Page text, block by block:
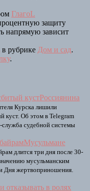
ГлагоL
защиту
напрямую зависит
в рубрике Дом и сад.
.
Россиянина
Курска лишили
куст. Об этом в Telegram
служба судебной системы
Мусульмане
длится три дня после 30-
мусульманским
Дня жертвоприношения.